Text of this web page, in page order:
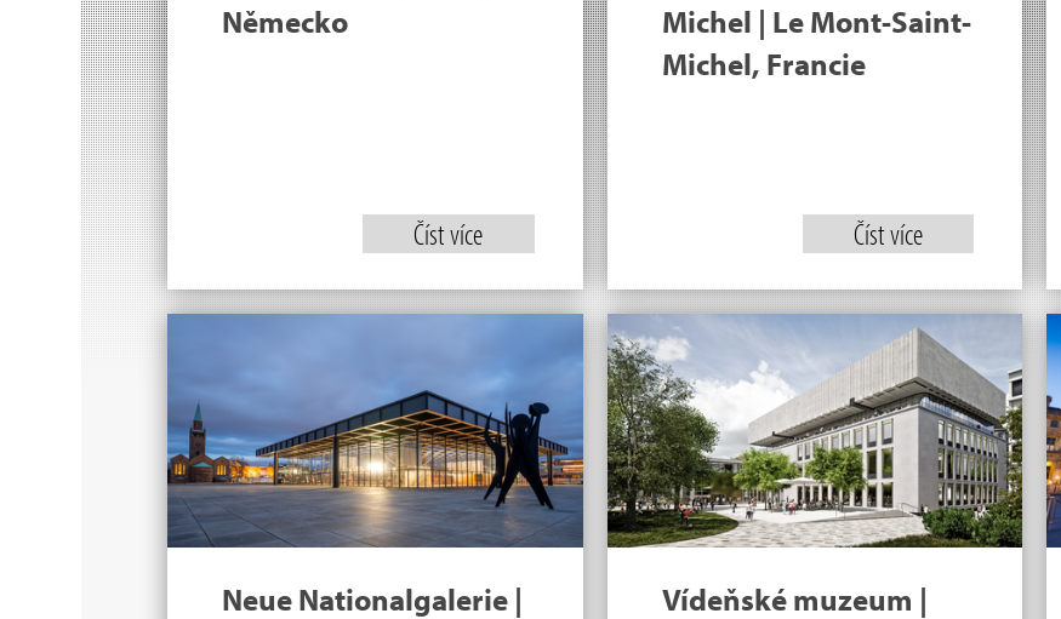
Německo
Číst více
Michel | Le Mont-Saint-
Michel, Francie
Číst více
Neue Nationalgalerie |
Vídeňské muzeum |